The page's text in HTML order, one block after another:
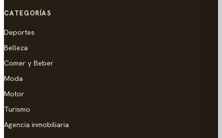
CATEGORÍAS
Deportes
Belleza
Comer y Beber
Moda
Motor
Turismo
Agencia inmobiliaria